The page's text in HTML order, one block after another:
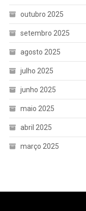
outubro 2025
setembro 2025
agosto 2025
julho 2025
junho 2025
maio 2025
abril 2025
março 2025